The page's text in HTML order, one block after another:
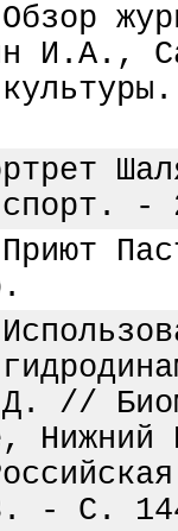
И.А.,
//
- С.